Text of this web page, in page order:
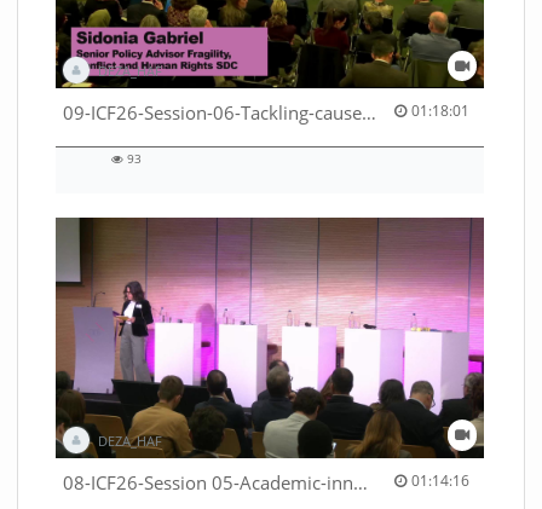
DEZA_HAF
09-ICF26-Session-06-Tackling-causes-of-crises-not-symptoms-53529531690001791 01:18:01
01:18:01 duration
93
DEZA_HAF
08-ICF26-Session 05-Academic-innovation-meets-international-cooperation-53529531670001791 01:14:16
01:14:16 duration